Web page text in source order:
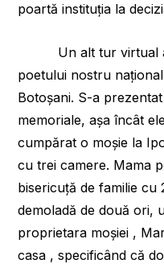
poartă instituția la
Un alt tur virtual a
poetului nostru
Botoșani. S-a
memoriale, așa încât
cumpărat o moșie la
cu trei camere. Mama
bisericuță de familie cu
demoladă de două ori,
proprietara moșiei ,
casa , specificând că